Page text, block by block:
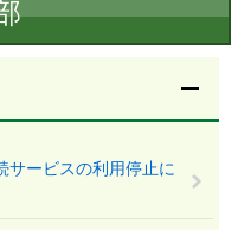
サービスの利用停止に